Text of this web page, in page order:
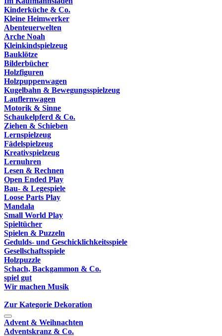
Kinderküche & Co.
Kleine Heimwerker
Abenteuerwelten
Arche Noah
Kleinkindspielzeug
Bauklötze
Bilderbücher
Holzfiguren
Holzpuppenwagen
Kugelbahn & Bewegungsspielzeug
Lauflernwagen
Motorik & Sinne
Schaukelpferd & Co.
Ziehen & Schieben
Lernspielzeug
Fädelspielzeug
Kreativspielzeug
Lernuhren
Lesen & Rechnen
Open Ended Play
Bau- & Legespiele
Loose Parts Play
Mandala
Small World Play
Spieltücher
Spielen & Puzzeln
Gedulds- und Geschicklichkeitsspiele
Gesellschaftsspiele
Holzpuzzle
Schach, Backgammon & Co.
spiel gut
Wir machen Musik
Zur Kategorie Dekoration
Advent & Weihnachten
Adventskranz & Co.